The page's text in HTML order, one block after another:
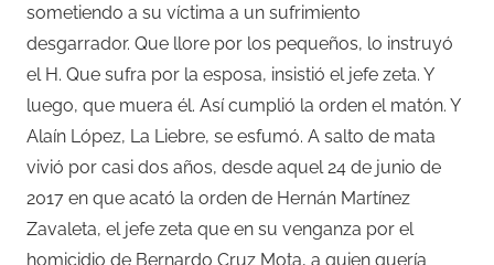
sometiendo a su víctima a un sufrimiento
desgarrador. Que llore por los pequeños, lo instruyó
el H. Que sufra por la esposa, insistió el jefe zeta. Y
luego, que muera él. Así cumplió la orden el matón. Y
Alaín López, La Liebre, se esfumó. A salto de mata
vivió por casi dos años, desde aquel 24 de junio de
2017 en que acató la orden de Hernán Martínez
Zavaleta, el jefe zeta que en su venganza por el
homicidio de Bernardo Cruz Mota, a quien quería